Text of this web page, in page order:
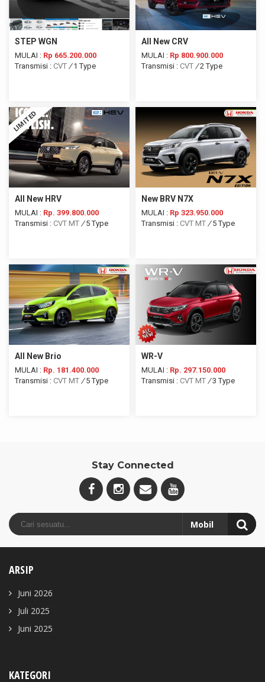
STEP WGN
MULAI : Rp 665.200.000
Transmisi : CVT /1 Type
All New CRV
MULAI : Rp 800.900.000
Transmisi : CVT /2 Type
LIMITED
All New HRV
MULAI : Rp. 399.800.000
Transmisi : CVT MT /5 Type
New BRV N7X
MULAI : Rp 323.950.000
Transmisi : CVT MT /5 Type
All New Brio
MULAI : Rp. 181.400.000
Transmisi : CVT MT /5 Type
WR-V
MULAI : Rp. 297.150.000
Transmisi : CVT MT /3 Type
Stay Connected
ARSIP
Juni 2026
Juli 2025
Juni 2025
KATEGORI